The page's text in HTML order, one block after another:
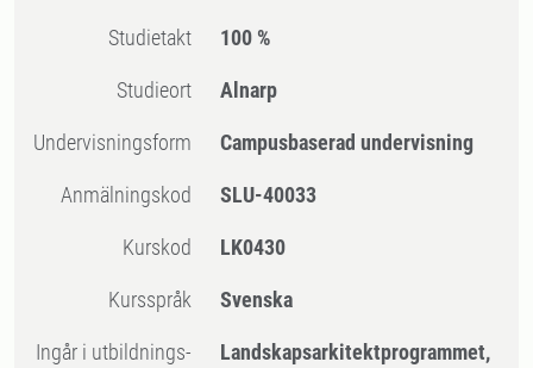
Studietakt 100 %
Studieort Alnarp
Undervisningsform Campusbaserad undervisning
Anmälningskod SLU-40033
Kurskod LK0430
Kursspråk Svenska
Ingår i utbildnings- Landskapsarkitektprogrammet,